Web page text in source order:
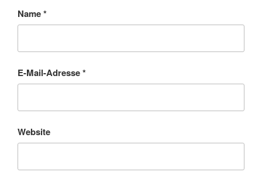
Name*
E-Mail-Adresse*
Website